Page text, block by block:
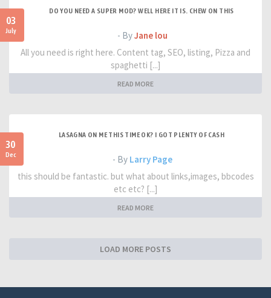
03
July
DO YOU NEED A SUPER MOD? WELL HERE IT IS. CHEW ON THIS
- ByJane lou
All you need is right here. Content tag, SEO, listing, Pizza and
spaghetti [...]
READ MORE
30
Dec
LASAGNA ON ME THIS TIME OK? I GOT PLENTY OF CASH
- By Larry Page
this should be fantastic. but what about links,images, bbcodes
etc etc? [...]
READ MORE
LOAD MORE POSTS